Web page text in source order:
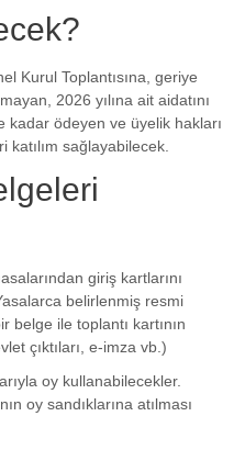
Kurul Toplantısına, geriye
2026 yılına ait aidatını
kadar ödeyen ve üyelik hakları
katılım sağlayabilecek.
giriş kartlarını
belirlenmiş resmi
belge ile toplantı kartının
çıktıları, e-imza vb.)
oy kullanabilecekler.
oy sandıklarına atılması